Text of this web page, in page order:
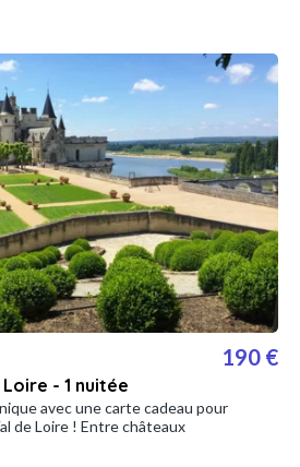
- 1 nuitée
190 €
avec une carte cadeau pour
de Loire ! Entre châteaux